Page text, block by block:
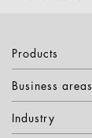
Products
Business areas
Industry